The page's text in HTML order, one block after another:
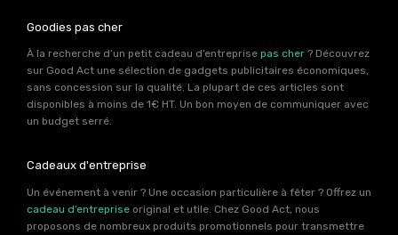
Goodies pas cher
À la recherche d’un petit cadeau d’entreprise pas cher ? Découvrez
sur Good Act une sélection de gadgets publicitaires économiques,
sans concession sur la qualité. La plupart de ces articles sont
disponibles à moins de 1€ HT. Un bon moyen de communiquer avec
un budget serré.
Cadeaux d'entreprise
Un événement à venir ? Une occasion particulière à fêter ? Offrez un
cadeau d’entreprise original et utile. Chez Good Act, nous
proposons de nombreux produits promotionnels pour transmettre